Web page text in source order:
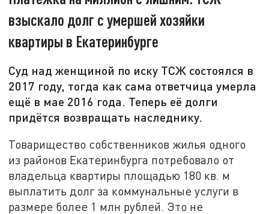
взыскало долг с умершей хозяйки
квартиры в Екатеринбурге
Суд над женщиной по иску ТСЖ состоялся в
2017 году, тогда как сама ответчица умерла
ещё в мае 2016 года. Теперь её долги
придётся возвращать наследнику.
Товарищество собственников жилья одного
из районов Екатеринбурга потребовало от
владельца квартиры площадью 180 кв. м
выплатить долг за коммунальные услуги в
размере более 1 млн рублей. Это не